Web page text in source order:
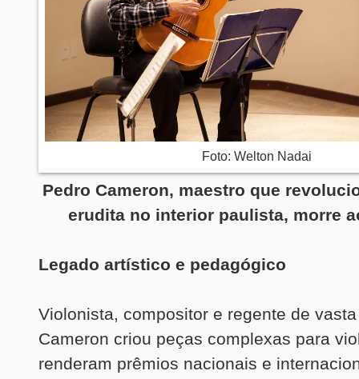
Foto: Welton Nadai
Pedro Cameron, maestro que
erudita no interior paulista, morre
Legado artístico e pedagógico
Violonista, compositor e regente de
Cameron criou peças complexas para
renderam prêmios nacionais e